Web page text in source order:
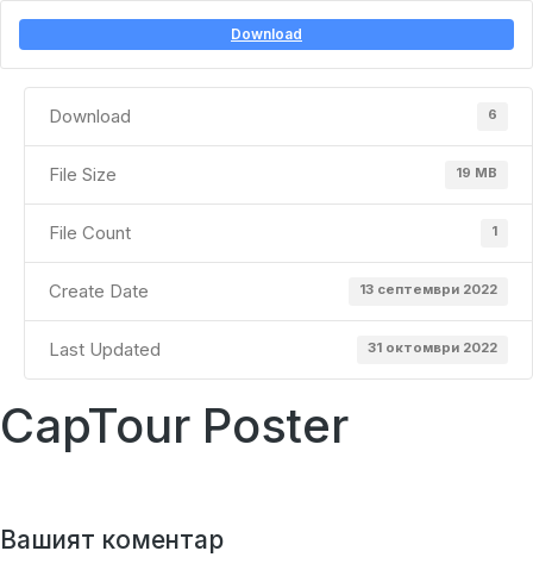
Download
Download 6
File Size 19 MB
File Count 1
Create Date 13 септември 2022
Last Updated 31 октомври 2022
CapTour Poster
Вашият коментар